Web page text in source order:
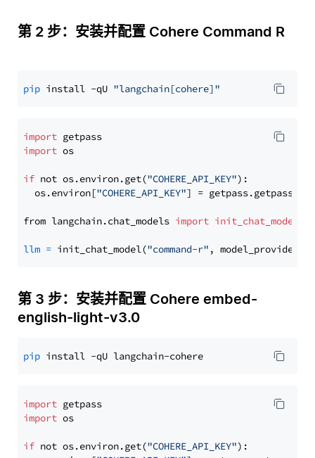
第 2 步：安装并配置 Cohere Command R
pip install -qU "langchain[cohere]"
import
import os
if not os.environ.get("COHERE_API_KEY"):
  os.environ[
"COHERE_API_KEY"] = getpass.getpass(
from langchain.chat_models import init_chat_model
llm = init_chat_model("command-r" , model_provider=
第 3 步：安装并配置 Cohere embed-
english-light-v3.0
pip
import
import os
if not os.environ.get("COHERE_API_KEY"):